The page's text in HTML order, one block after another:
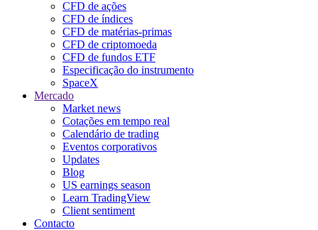
CFD de ações
CFD de índices
CFD de matérias-primas
CFD de criptomoeda
CFD de fundos ETF
Especificação do instrumento
SpaceX
Mercado
Market news
Cotações em tempo real
Calendário de trading
Eventos corporativos
Updates
Blog
US earnings season
Learn TradingView
Client sentiment
Contacto